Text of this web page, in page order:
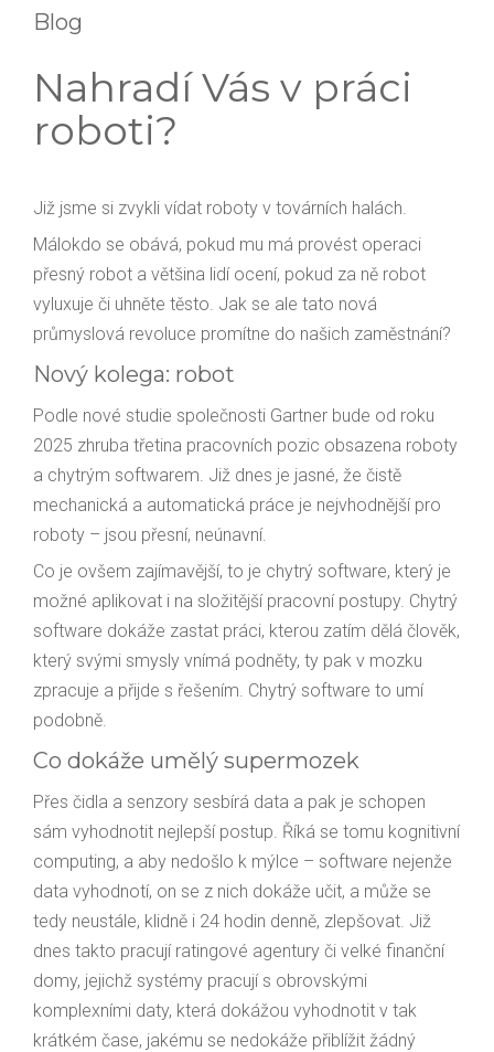
Blog
Nahradí Vás v práci
roboti?
Již jsme si zvykli vídat roboty v továrních halách.
Málokdo se obává, pokud mu má provést operaci
přesný robot a většina lidí ocení, pokud za ně robot
vyluxuje či uhněte těsto. Jak se ale tato nová
průmyslová revoluce promítne do našich zaměstnání?
Nový kolega: robot
Podle nové studie společnosti Gartner bude od roku
2025 zhruba třetina pracovních pozic obsazena roboty
a chytrým softwarem. Již dnes je jasné, že čistě
mechanická a automatická práce je nejvhodnější pro
roboty – jsou přesní, neúnavní.
Co je ovšem zajímavější, to je chytrý software, který je
možné aplikovat i na složitější pracovní postupy. Chytrý
software dokáže zastat práci, kterou zatím dělá člověk,
který svými smysly vnímá podněty, ty pak v mozku
zpracuje a přijde s řešením. Chytrý software to umí
podobně.
Co dokáže umělý supermozek
Přes čidla a senzory sesbírá data a pak je schopen
sám vyhodnotit nejlepší postup. Říká se tomu kognitivní
computing, a aby nedošlo k mýlce – software nejenže
data vyhodnotí, on se z nich dokáže učit, a může se
tedy neustále, klidně i 24 hodin denně, zlepšovat. Již
dnes takto pracují ratingové agentury či velké finanční
domy, jejichž systémy pracují s obrovskými
komplexními daty, která dokážou vyhodnotit v tak
krátkém čase, jakému se nedokáže přiblížit žádný